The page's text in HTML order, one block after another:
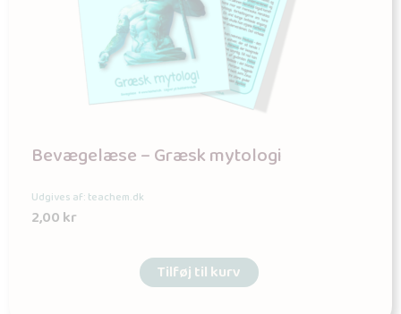
Bevægelæse – Græsk mytologi
Udgives af: teachem.dk
2,00kr
Tilføj til kurv